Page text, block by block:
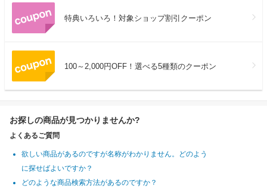
特典いろいろ！対象ショップ割引クーポン
100～2,000円OFF！選べる5種類のクーポン
お探しの商品が見つかりませんか?
よくあるご質問
欲しい商品があるのですが名称がわかりません。どのよう
に探せばよいですか？
どのような商品検索方法があるのですか？